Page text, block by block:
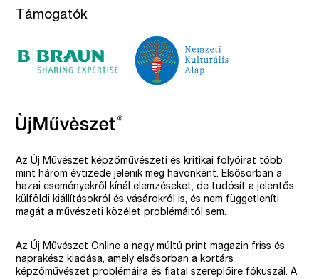
Támogatók
Az Új Művészet képzőművészeti és kritikai folyóirat több
mint három évtizede jelenik meg havonként. Elsősorban a
hazai eseményekről kínál elemzéseket, de tudósít a jelentős
külföldi kiállításokról és vásárokról is, és nem függetleníti
magát a művészeti közélet problémáitól sem.
Az Új Művészet Online a nagy múltú print magazin friss és
naprakész kiadása, amely elsősorban a kortárs
képzőművészet problémáira és fiatal szereplőire fókuszál. A